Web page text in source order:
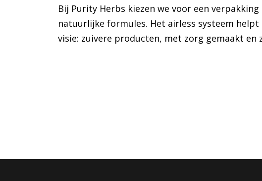
Bij Purity Herbs kiezen we voor een
natuurlijke formules. Het airless systeem
visie: zuivere producten, met zorg gemaakt en